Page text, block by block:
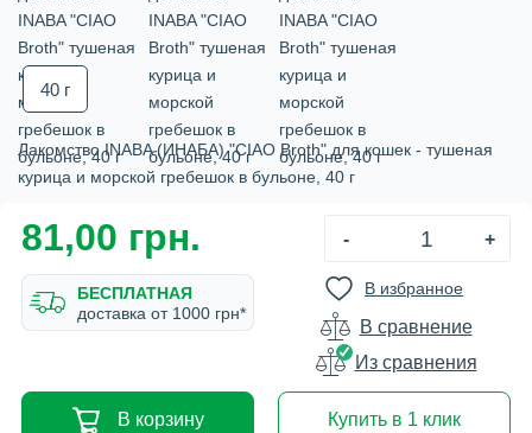
40 г
Лакомство INABA (ИНАБА) "CIAO Broth" для кошек - тушеная
курица и морской гребешок в бульоне, 40 г
81,00 грн. - +
БЕСПЛАТНАЯ
доставка от 1000 грн*
В избранное
В сравнение
Из сравнения
В корзину Купить в 1 клик